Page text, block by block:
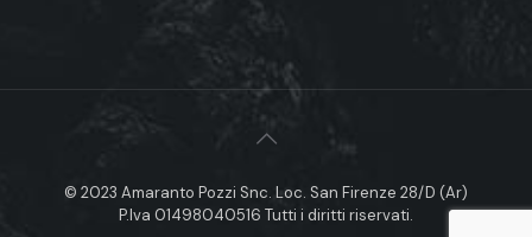
© 2023 Amaranto Pozzi Snc. Loc. San Firenze 28/D (Ar)
P.Iva 01498040516 Tutti i diritti riservati.